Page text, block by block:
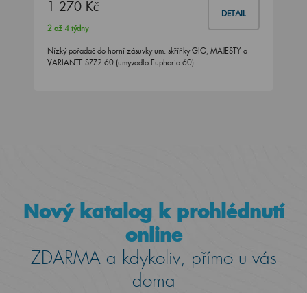
1 270 Kč DETAIL
2 až 4 týdny
Nízký pořadač do horní zásuvky um. skříňky GIO, MAJESTY a
VARIANTE SZZ2 60 (umyvadlo Euphoria 60)
Nový katalog k prohlédnutí
online
ZDARMA a kdykoliv, přímo u vás
doma